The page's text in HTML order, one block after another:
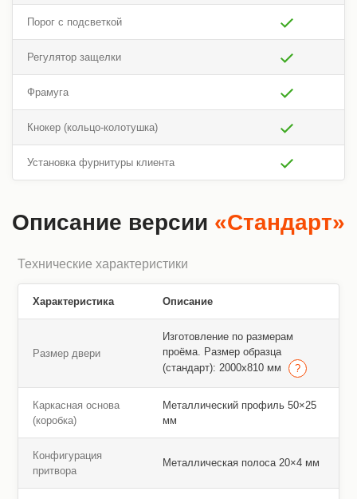
Порог с подсветкой
Регулятор защелки
Фрамуга
Кнокер (кольцо-колотушка)
Установка фурнитуры клиента
Описание версии «Стандарт»
Технические характеристики
Характеристика Описание
Размер двери
Изготовление по размерам
проёма. Размер образца
(стандарт): 2000х810 мм
Каркасная основа
(коробка)
Металлический профиль 50×25
мм
Конфигурация
притвора
Металлическая полоса 20×4 мм